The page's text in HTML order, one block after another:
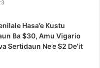
Hasa’e Kustu
Ba $30, Amu Vigario
Sertidaun Ne’e $2 De’it